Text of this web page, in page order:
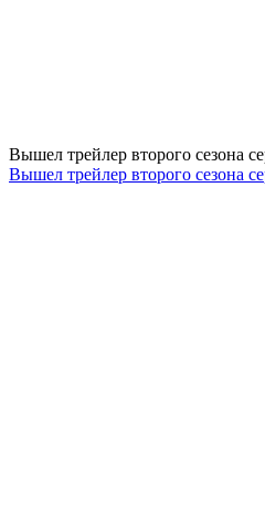
Вышел трейлер второго сезона
Вышел трейлер второго сезона